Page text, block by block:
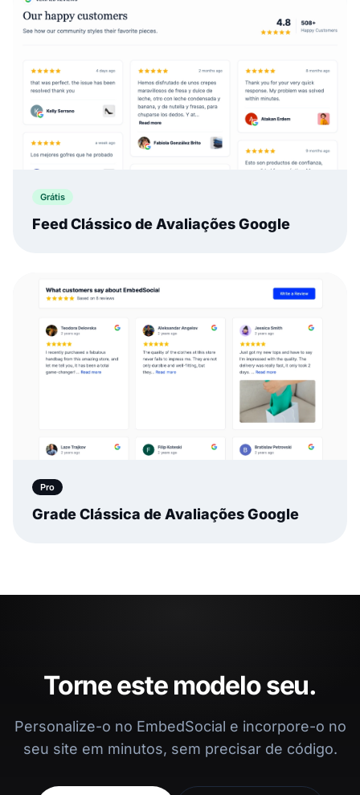
Grátis
Feed Clássico de Avaliações Google
Pro
Grade Clássica de Avaliações Google
Torne este modelo seu.
Personalize-o no EmbedSocial e incorpore-o no
seu site em minutos, sem precisar de código.